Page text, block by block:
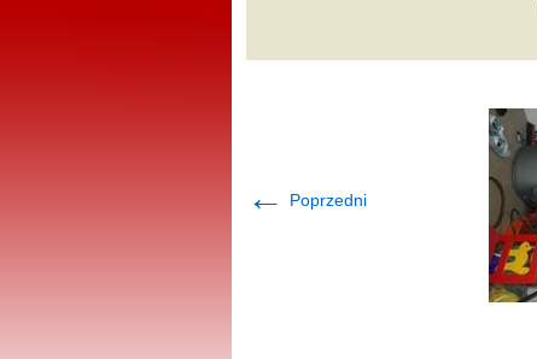
← Poprzedni